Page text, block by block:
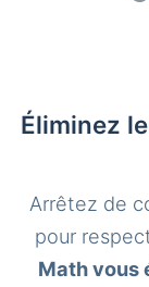
Éliminez
Arrêtez de
pour
Math vous